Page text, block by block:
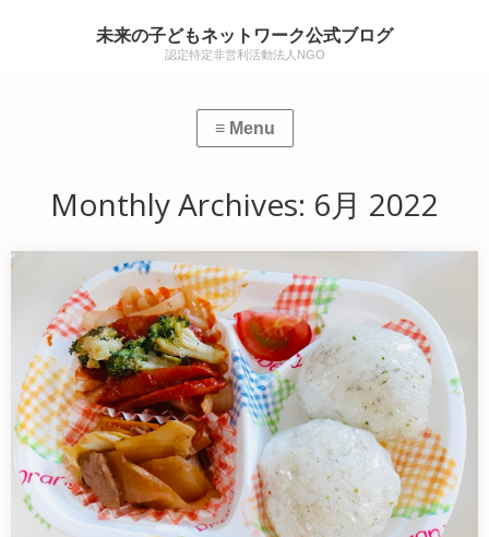
未来の子どもネットワーク公式ブログ
認定特定非営利活動法人NGO
Monthly Archives: 6月 2022